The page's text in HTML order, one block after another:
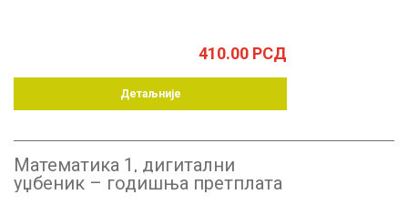
410.00 РСД
Детаљније
Математика 1, дигитални
уџбеник – годишња претплата